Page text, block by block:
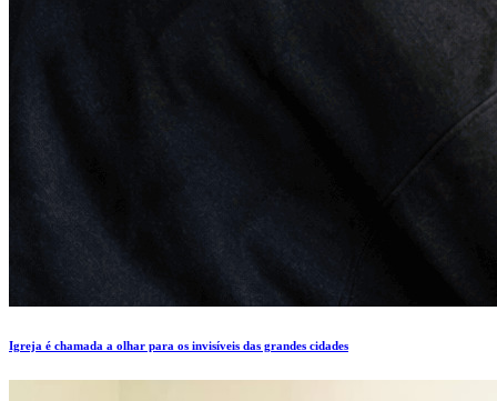
Igreja é chamada a olhar para os invisíveis das grandes cidades